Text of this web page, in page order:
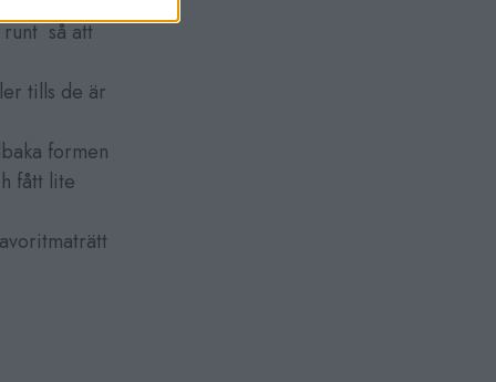
så att
tills de är
formen
fått lite